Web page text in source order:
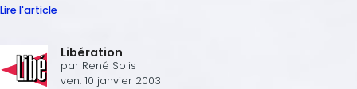
Lire l'article
Libération
par René Solis
ven. 10 janvier 2003